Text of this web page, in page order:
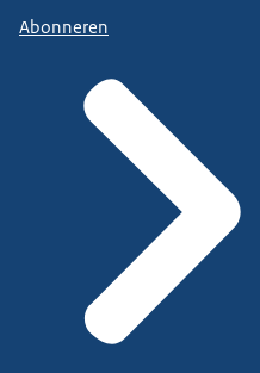
Abonneren